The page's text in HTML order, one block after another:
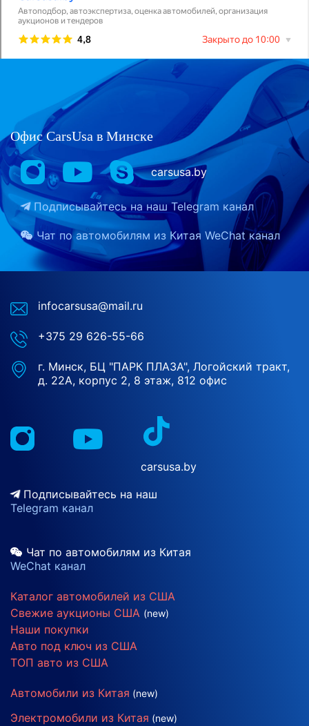
Офис CarsUsa в Минске
carsusa.by
Подписывайтесь на нашTelegram канал
Чат по автомобилям из Китая WeChat канал
infocarsusa@mail.ru
+375 29 626-55-66
г. Минск, БЦ "ПАРК ПЛАЗА", Логойский тракт,
д. 22А, корпус 2, 8 этаж, 812 офис
carsusa.by
Подписывайтесь на наш
Telegram канал
Чат по автомобилям из Китая
WeChat канал
Каталог автомобилей из США
Свежие аукционы США (new)
Наши покупки
Авто под ключ из США
ТОП авто из США
Автомобили из Китая (new)
Электромобили из Китая (new)